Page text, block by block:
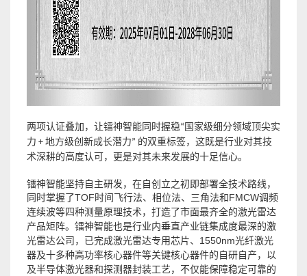
两项认证叠加，让镭神智能同时握稳“国家级细分领域顶尖实
力 + 地方级创新成长潜力” 的双重标签，这既是行业对其技
术深耕的高度认可，更是对其未来发展的十足信心。
镭神智能坚持自主研发，在自创立之初即部署全技术路线，
同时掌握了TOF时间飞行法、相位法、三角法和FMCW调频
连续波等四种测量原理技术 ，打造了市面最齐全的激光雷达
产品矩阵。镭神智能也是行业内垂直产业链集成度最深的激
光雷达公司，
已完成激光雷达专用芯片、 1550nm光纤激光
器及十多种高功率核心器件等关键核心器件的自研自产 ， 以
及半导体激光器和探测器封装工艺 ，不仅能保障稳定可靠的